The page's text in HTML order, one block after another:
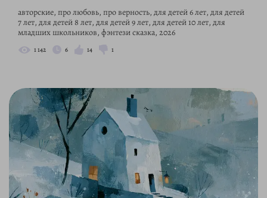
авторские, про любовь, про верность, для детей 6 лет, для детей
7 лет, для детей 8 лет, для детей 9 лет, для детей 10 лет, для
младших школьников, фэнтези сказка, 2026
1 142 6 14 1